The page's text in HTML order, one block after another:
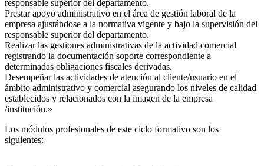
responsable superior del departamento.
Prestar apoyo administrativo en el área de gestión laboral de la
empresa ajustándose a la normativa vigente y bajo la supervisión del
responsable superior del departamento.
Realizar las gestiones administrativas de la actividad comercial
registrando la documentación soporte correspondiente a
determinadas obligaciones fiscales derivadas.
Desempeñar las actividades de atención al cliente/usuario en el
ámbito administrativo y comercial asegurando los niveles de calidad
establecidos y relacionados con la imagen de la empresa
/institución.»
Los módulos profesionales de este ciclo formativo son los
siguientes: